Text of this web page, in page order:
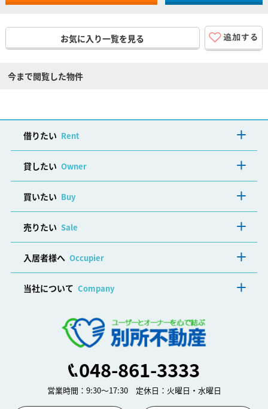
お気に入り一覧を見る
今まで閲覧した物件
借りたい Rent
貸したい Owner
買いたい Buy
売りたい Sale
入居者様へ Occupier
当社について Company
048-861-3333
営業時間：9:30～17:30 定休日：火曜日・水曜日